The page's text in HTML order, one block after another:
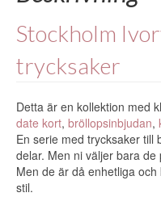
Stockholm
trycksaker
Detta är en kollektion med
date kort, bröllopsinbjudan,
En serie med trycksaker till
delar. Men ni väljer bara
Men de är då enhetliga
stil.